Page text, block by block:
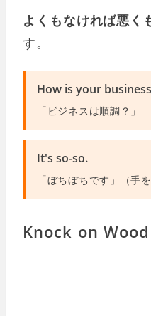
よくもなければ悪く
す。
How is your
「ビジネスは順調？」
It's so-so.
「ぼちぼちです」（手
Knock on Wood